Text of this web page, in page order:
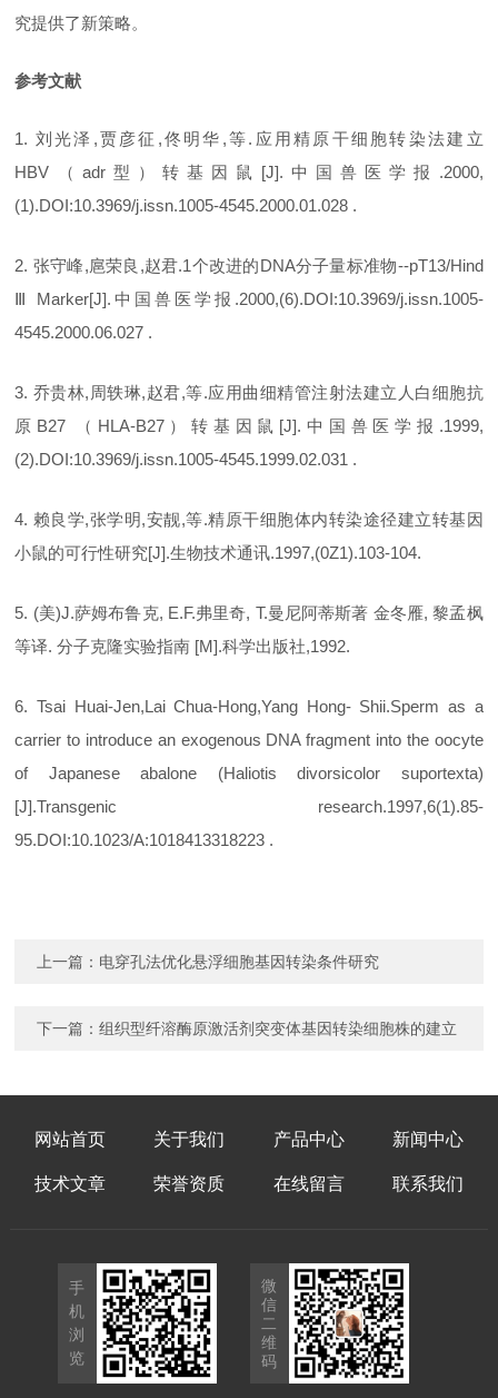
究提供了新策略。
参考文献
1. 刘光泽,贾彦征,佟明华,等.应用精原干细胞转染法建立
HBV（adr型）转基因鼠[J].中国兽医学报.2000,
(1).DOI:10.3969/j.issn.1005-4545.2000.01.028 .
2. 张守峰,扈荣良,赵君.1个改进的DNA分子量标准物--pT13/Hind
Ⅲ Marker[J].中国兽医学报.2000,(6).DOI:10.3969/j.issn.1005-
4545.2000.06.027 .
3. 乔贵林,周轶琳,赵君,等.应用曲细精管注射法建立人白细胞抗
原B27 （HLA-B27）转基因鼠[J].中国兽医学报.1999,
(2).DOI:10.3969/j.issn.1005-4545.1999.02.031 .
4. 赖良学,张学明,安靓,等.精原干细胞体内转染途径建立转基因
小鼠的可行性研究[J].生物技术通讯.1997,(0Z1).103-104.
5. (美)J.萨姆布鲁克, E.F.弗里奇, T.曼尼阿蒂斯著 金冬雁, 黎孟枫
等译. 分子克隆实验指南 [M].科学出版社,1992.
6. Tsai Huai-Jen,Lai Chua-Hong,Yang Hong- Shii.Sperm as a
carrier to introduce an exogenous DNA fragment into the oocyte
of Japanese abalone (Haliotis divorsicolor suportexta)
[J].Transgenic research.1997,6(1).85-
95.DOI:10.1023/A:1018413318223 .
上一篇： 电穿孔法优化悬浮细胞基因转染条件研究
下一篇：组织型纤溶酶原激活剂突变体基因转染细胞株的建立
网站首页 关于我们 产品中心 新闻中心
技术文章 荣誉资质 在线留言 联系我们
手
机
浏
览
微
信
二
维
码